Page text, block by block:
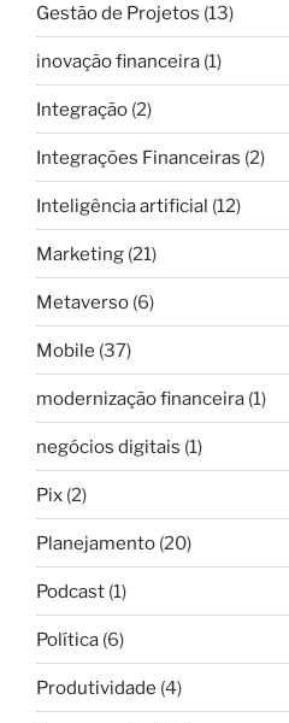
Gestão de Projetos (13)
inovação financeira (1)
Integração (2)
Integrações Financeiras (2)
Inteligência artificial (12)
Marketing (21)
Metaverso (6)
Mobile (37)
modernização financeira (1)
negócios digitais (1)
Pix (2)
Planejamento (20)
Podcast (1)
Política (6)
Produtividade (4)